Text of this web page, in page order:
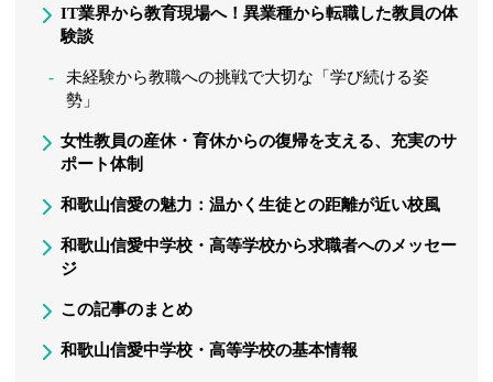
IT業界から教育現場へ！異業種から転職した教員の体
験談
未経験から教職への挑戦で大切な「学び続ける姿
勢」
女性教員の産休・育休からの復帰を支える、充実のサ
ポート体制
和歌山信愛の魅力：温かく生徒との距離が近い校風
和歌山信愛中学校・高等学校から求職者へのメッセー
ジ
この記事のまとめ
和歌山信愛中学校・高等学校の基本情報